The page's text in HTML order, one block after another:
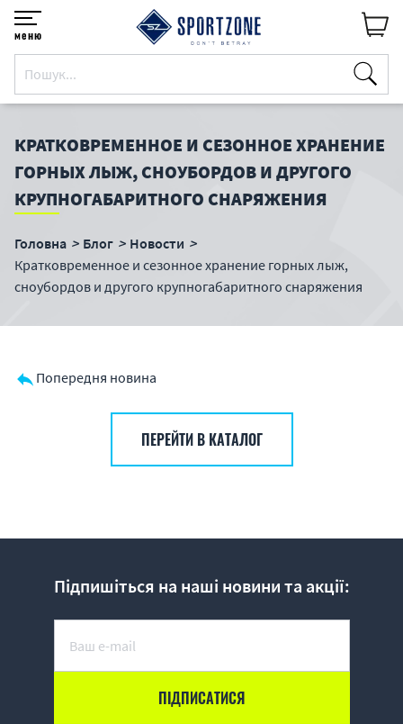
меню
КРАТКОВРЕМЕННОЕ И СЕЗОННОЕ ХРАНЕНИЕ
ГОРНЫХ ЛЫЖ, СНОУБОРДОВ И ДРУГОГО
КРУПНОГАБАРИТНОГО СНАРЯЖЕНИЯ
Головна Блог
Новости
Кратковременное и сезонное хранение горных лыж,
сноубордов и другого крупногабаритного снаряжения
Попередня новина
ПЕРЕЙТИ В КАТАЛОГ
Підпишіться на наші новини та акції: